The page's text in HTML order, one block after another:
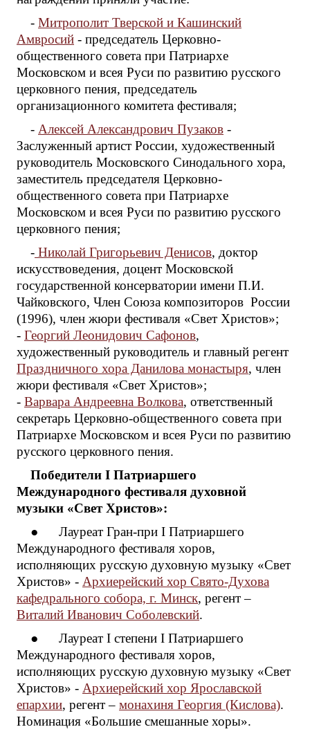
- Митрополит Тверской и Кашинский
Амвросий - председатель Церковно-
общественного совета при Патриархе
Московском и всея Руси по развитию русского
церковного пения, председатель
организационного комитета фестиваля;
- Алексей Александрович Пузаков -
Заслуженный артист России, художественный
руководитель Московского Синодального хора,
заместитель председателя Церковно-
общественного совета при Патриархе
Московском и всея Руси по развитию русского
церковного пения;
- Николай Григорьевич Денисов, доктор
искусствоведения, доцент Московской
государственной консерватории имени П.И.
Чайковского, Член Союза композиторов России
(1996), член жюри фестиваля «Свет Христов»;
- Георгий Леонидович Сафонов,
художественный руководитель и главный регент
Праздничного хора Данилова монастыря, член
жюри фестиваля «Свет Христов»;
- Варвара Андреевна Волкова, ответственный
секретарь Церковно-общественного совета при
Патриархе Московском и всея Руси по развитию
русского церковного пения.
Победители I Патриаршего
Международного фестиваля духовной
музыки «Свет Христов»:
● Лауреат Гран-при I Патриаршего
Международного фестиваля хоров,
исполняющих русскую духовную музыку «Свет
Христов» - Архиерейский хор Свято-Духова
кафедрального собора, г. Минск, регент –
Виталий Иванович Соболевский.
● Лауреат I степени I Патриаршего
Международного фестиваля хоров,
исполняющих русскую духовную музыку «Свет
Христов» - Архиерейский хор Ярославской
епархии, регент – монахиня Георгия (Кислова).
Номинация «Большие смешанные хоры».